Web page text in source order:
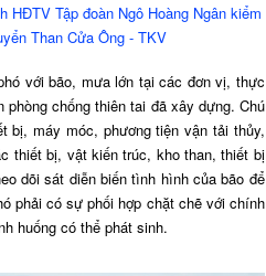
Tập đoàn Ngô Hoàng Ngân kiểm
Than Cửa Ông - TKV
với bão, mưa lớn tại các đơn vị, thực
phòng chống thiên tai đã xây dựng. Chú
bị, máy móc, phương tiện vận tải thủy,
thiết bị, vật kiến trúc, kho than, thiết bị
dõi sát diễn biến tình hình của bão để
phải có sự phối hợp chặt chẽ với chính
huống có thể phát sinh.